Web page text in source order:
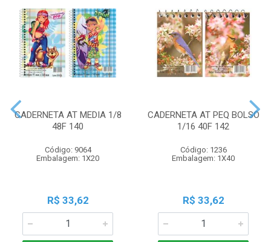
CADERNETA AT MEDIA 1/8
48F 140
Código: 9064
Embalagem: 1X20
R$ 33,62
CADERNETA AT PEQ BOLSO
1/16 40F 142
Código: 1236
Embalagem: 1X40
R$ 33,62